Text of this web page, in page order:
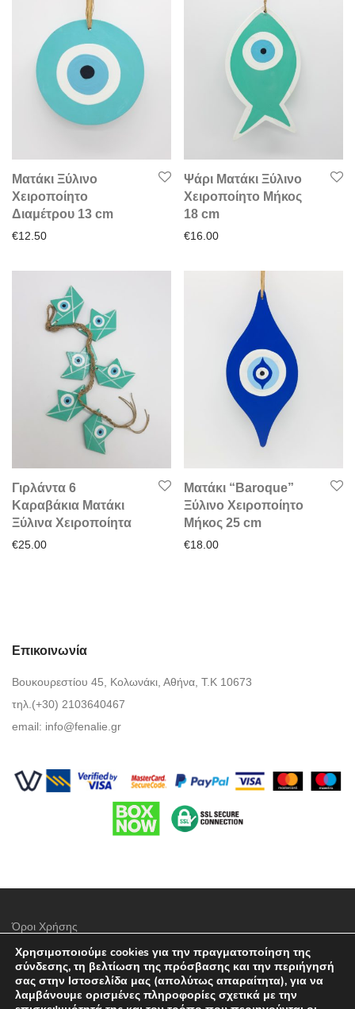
Ματάκι Ξύλινο
Χειροποίητο
Διαμέτρου 13 cm
€12.50
Ψάρι Ματάκι Ξύλινο
Χειροποίητο Μήκος
18 cm
€16.00
Γιρλάντα 6
Καραβάκια Ματάκι
Ξύλινα Χειροποίητα
€25.00
Ματάκι “Baroque”
Ξύλινο Χειροποίητο
Μήκος 25 cm
€18.00
Επικοινωνία
Βουκουρεστίου 45, Κολωνάκι, Αθήνα, Τ.Κ 10673
τηλ.(+30) 2103640467
email: info@fenalie.gr
Όροι Χρήσης
Πολιτική προστασίας απορρήτου
Τρόποι Πληρωμής
Χρησιμοποιούμε cookies για την πραγματοποίηση της
σύνδεσης, τη βελτίωση της πρόσβασης και την περιήγησή
σας στην Ιστοσελίδα μας (απολύτως απαραίτητα), για να
λαμβάνουμε ορισμένες πληροφορίες σχετικά με την